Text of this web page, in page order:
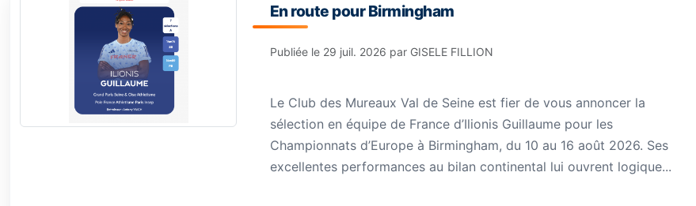
En route pour Birmingham
Publiée le 29 juil. 2026 par GISELE FILLION
Le Club des Mureaux Val de Seine est fier de vous annoncer la
sélection en équipe de France d’Ilionis Guillaume pour les
Championnats d’Europe à Birmingham, du 10 au 16 août 2026. Ses
excellentes performances au bilan continental lui ouvrent logique...